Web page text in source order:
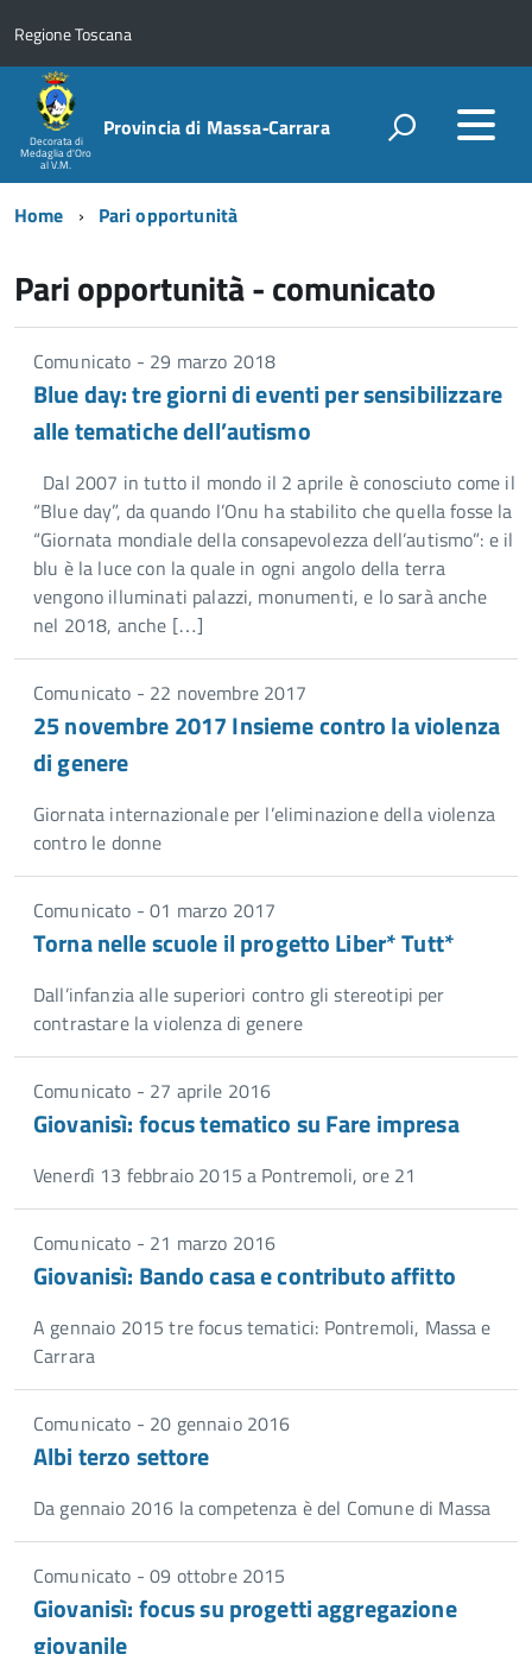
Regione Toscana
Decorata di
Medaglia d'Oro
al V.M.
Provincia di Massa‑Carrara
Home Pari opportunità
Pari opportunità - comunicato
Comunicato - 29 marzo 2018
Blue day: tre giorni di eventi per sensibilizzare
alle tematiche dell’autismo
Dal 2007 in tutto il mondo il 2 aprile è conosciuto come il
“Blue day”, da quando l’Onu ha stabilito che quella fosse la
“Giornata mondiale della consapevolezza dell’autismo”: e il
blu è la luce con la quale in ogni angolo della terra
vengono illuminati palazzi, monumenti, e lo sarà anche
nel 2018, anche […]
Comunicato - 22 novembre 2017
25 novembre 2017 Insieme contro la violenza
di genere
Giornata internazionale per l’eliminazione della violenza
contro le donne
Comunicato - 01 marzo 2017
Torna nelle scuole il progetto Liber* Tutt*
Dall’infanzia alle superiori contro gli stereotipi per
contrastare la violenza di genere
Comunicato - 27 aprile 2016
Giovanisì: focus tematico su Fare impresa
Venerdì 13 febbraio 2015 a Pontremoli, ore 21
Comunicato - 21 marzo 2016
Giovanisì: Bando casa e contributo affitto
A gennaio 2015 tre focus tematici: Pontremoli, Massa e
Carrara
Comunicato - 20 gennaio 2016
Albi terzo settore
Da gennaio 2016 la competenza è del Comune di Massa
Comunicato - 09 ottobre 2015
Giovanisì: focus su progetti aggregazione
giovanile